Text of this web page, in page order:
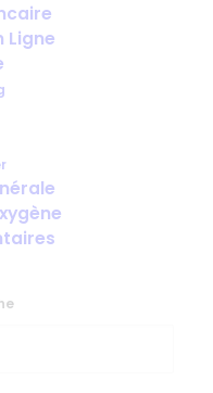
Ligne
médical est tout à
utilisateurs